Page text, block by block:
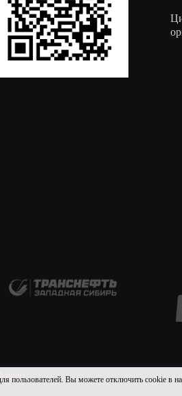
Вы можете отключить cookie в